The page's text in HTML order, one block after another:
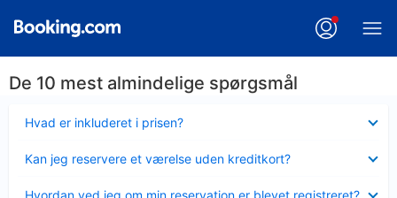
De 10 mest almindelige spørgsmål
Hvad er inkluderet i prisen?
Kan jeg reservere et værelse uden kreditkort?
Hvordan ved jeg om min reservation er blevet registreret?